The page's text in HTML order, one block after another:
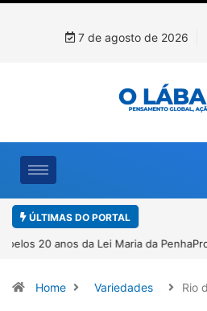
7 de agosto de 2026
ÚLTIMAS DO PORTAL
Projeto CUTUCAR abre nova edição e
Home Variedades Rio